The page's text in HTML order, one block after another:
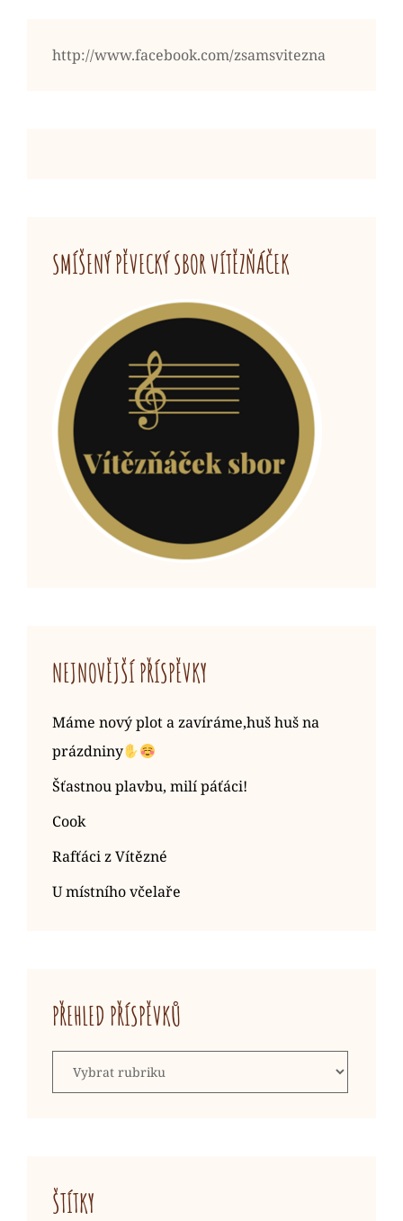
http://www.facebook.com/zsamsvitezna
SMÍŠENÝ PĚVECKÝ SBOR VÍTĚZŇÁČEK
NEJNOVĚJŠÍ PŘÍSPĚVKY
Máme nový plot a zavíráme,huš huš na
prázdniny
Šťastnou plavbu, milí páťáci!
Cook
Rafťáci z Vítězné
U místního včelaře
PŘEHLED PŘÍSPĚVKŮ
příspěvků
ŠTÍTKY